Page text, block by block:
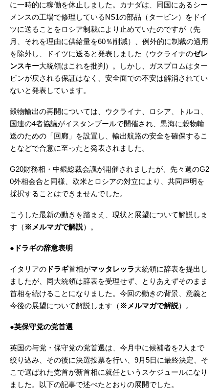
に一時的に稼働を休止しました。カナダは、同国にあるシー
メンスの工場で修理しているNS1の部品（タービン）をドイ
ツに送ることをロシア制裁により止めていたのですが（先
月、それを理由に供給量を60％削減）、例外的に制裁の適用
を除外し、ドイツに送ると発表しました（ウクライナのゼレ
ンスキー大統領はこれを批判）。しかし、ガスプロムはター
ビンが戻される保証はなく、安全面での不安は解消されてい
ないと発表しています。
穀物輸出の再開については、ウクライナ、ロシア、トルコ、
国連の4者協議がイスタンブールで開催され、黒海に穀物輸
送のための「回廊」を設置し、輸出航路の安全を確保するこ
となどで合意に至ったと発表されました。
G20財務相・中銀総裁会議が開催されましたが、先々週のG2
0外相会合と同様、欧米とロシアの対立により、共同声明を
採択することはできませんでした。
こうした最新の動きを踏まえ、現状と展望について解説しま
す（ ※メルマガで解説）。
●ドラギの辞意表明
イタリアの ドラギ首相がマッタレッラ大統領に辞表を提出し
ましたが、同大統領は辞表を受理せず、とりあえずそのまま
首相を続けることになりました。今回の動きの背景、意義と
今後の展望について解説します（ ※メルマガで解説）。
●英保守党の党首選
英国の与党・保守党の党首選は、今月中に候補者を2人まで
絞り込み、その後に決選投票を行い、9月5日に最終決定、そ
こで選ばれた党首が新首相に就任というスケジュールになり
ました。以下の記事で述べたとおりの展開でした。